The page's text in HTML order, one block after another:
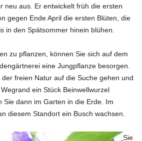
neu aus. Er entwickelt früh die ersten
gegen Ende April die ersten Blüten, die
in den Spätsommer hinein blühen.
zu pflanzen, können Sie sich auf dem
eine Jungpflanze besorgen.
freien Natur auf die Suche gehen und
ein Stück Beinwellwurzel
Sie dann im Garten in die Erde. Im
diesem Standort ein Busch wachsen.
Sie